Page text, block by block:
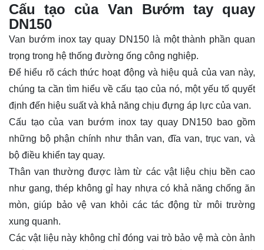
Cấu tạo của Van Bướm tay quay
DN150
Van bướm inox tay quay DN150 là một thành phần quan
trọng trong hệ thống đường ống công nghiệp.
Để hiểu rõ cách thức hoạt động và hiệu quả của van này,
chúng ta cần tìm hiểu về cấu tạo của nó, một yếu tố quyết
định đến hiệu suất và khả năng chịu đựng áp lực của van.
Cấu tạo của van bướm inox tay quay DN150 bao gồm
những bộ phận chính như thân van, đĩa van, trục van, và
bộ điều khiển tay quay.
Thân van thường được làm từ các vật liệu chịu bền cao
như gang, thép không gỉ hay nhựa có khả năng chống ăn
mòn, giúp bảo vệ van khỏi các tác động từ môi trường
xung quanh.
Các vật liệu này không chỉ đóng vai trò bảo vệ mà còn ảnh